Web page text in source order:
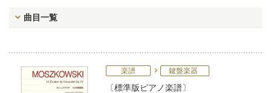
曲目一覧
楽譜 鍵盤楽器
標準版ピアノ楽譜